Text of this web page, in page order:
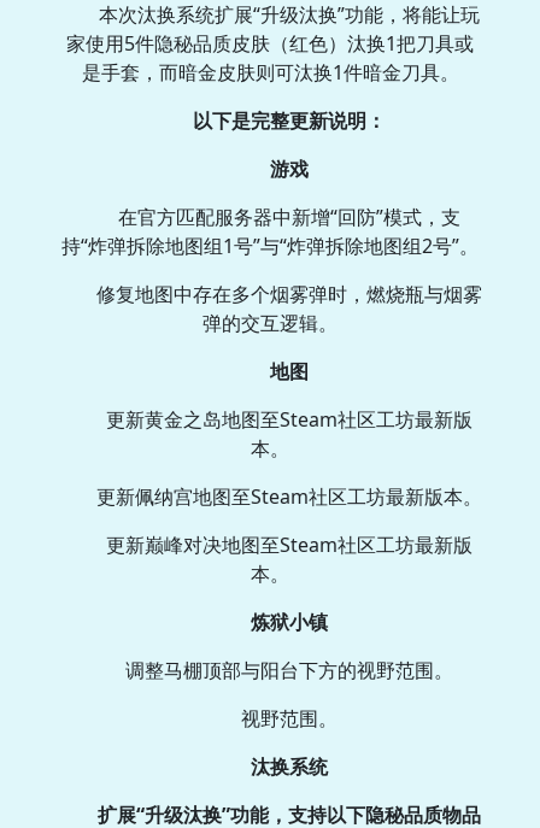
本次汰换系统扩展“升级汰换”功能，将能让玩
家使用5件隐秘品质皮肤（红色）汰换1把刀具或
是手套，而暗金皮肤则可汰换1件暗金刀具。
以下是完整更新说明：
游戏
在官方匹配服务器中新增“回防”模式，支
持“炸弹拆除地图组1号”与“炸弹拆除地图组2号”。
修复地图中存在多个烟雾弹时，燃烧瓶与烟雾
弹的交互逻辑。
地图
更新黄金之岛地图至Steam社区工坊最新版
本。
更新佩纳宫地图至Steam社区工坊最新版本。
更新巅峰对决地图至Steam社区工坊最新版
本。
炼狱小镇
调整马棚顶部与阳台下方的视野范围。
视野范围。
汰换系统
扩展“升级汰换”功能，支持以下隐秘品质物品